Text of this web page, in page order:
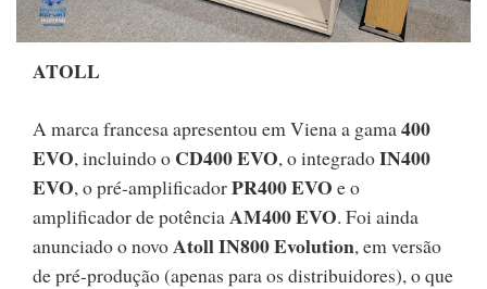
ATOLL
A marca francesa apresentou em Viena a gama400
EVO, incluindo o CD400 EVO, o integradoIN400
EVO, o pré-amplificadorPR400 EVO e o
amplificador de potênciaAM400 EVO. Foi ainda
anunciado o novoAtoll IN800 Evolution, em versão
de pré-produção (apenas para os distribuidores), o que